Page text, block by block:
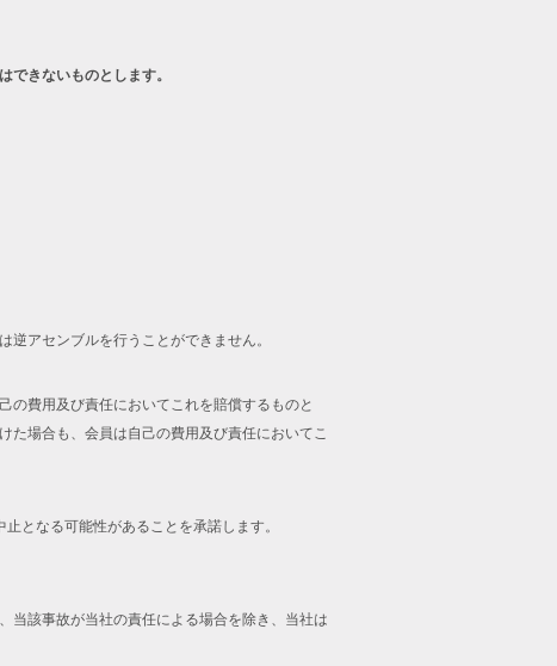
きないものとします。
アセンブルを行うことができません。
費用及び責任においてこれを賠償するものと
た場合も、会員は自己の費用及び責任においてこ
となる可能性があることを承諾します。
当該事故が当社の責任による場合を除き、当社は